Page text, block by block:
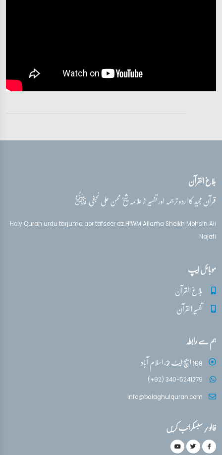
تفسیر قرآن سورہ ‎يس‎
تفسیر قرآن سورہ ‎يس‎
بلاغ القرآن
قرآن مجید کا اردو ترجمہ اور تفسیر از علامہ شیخ محسن علی نجفیقدس‌سره
Holy Quran urdu tarjuma aor tafseer az HIWM Allama Sheikh Mohsin Ali
Najafi
موبائل ایپ
بلاغ القرآن
تفسیر القرآن
ہم سے رابطہ
168 ایچ ایٹ 2، اسلام آباد
(+92) 340-5241279
info@balaghulquran.com
فالو / سبسکرائب کریں